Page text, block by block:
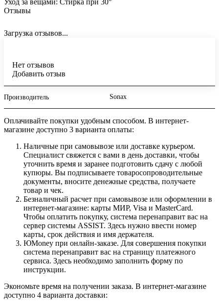
Уход за вещами: Стирка при 30°
Отзывы
Загрузка отзывов...
Нет отзывов
Добавить отзыв
Производитель Sonax
Оплачивайте покупки удобным способом. В интернет-
магазине доступно 3 варианта оплаты:
Наличные при самовывозе или доставке курьером.
Специалист свяжется с вами в день доставки, чтобы
уточнить время и заранее подготовить сдачу с любой
купюры. Вы подписываете товаросопроводительные
документы, вносите денежные средства, получаете
товар и чек.
Безналичный расчет при самовывозе или оформлении в
интернет-магазине: карты МИР, Visa и MasterCard.
Чтобы оплатить покупку, система перенаправит вас на
сервер системы ASSIST. Здесь нужно ввести номер
карты, срок действия и имя держателя.
ЮMoney при онлайн-заказе. Для совершения покупки
система перенаправит вас на страницу платежного
сервиса. Здесь необходимо заполнить форму по
инструкции.
Экономьте время на получении заказа. В интернет-магазине
доступно 4 варианта доставки: